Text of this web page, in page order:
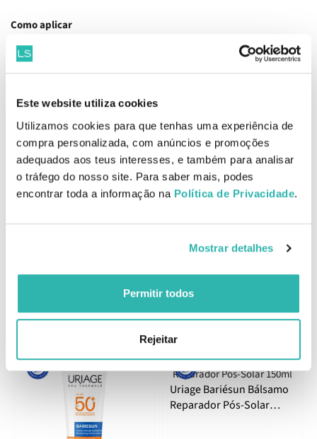
Este website utiliza cookies
Utilizamos cookies para que tenhas uma experiência de
compra personalizada, com anúncios e promoções
adequados aos teus interesses, e também para analisar
o tráfego do nosso site. Para saber mais, podes
encontrar toda a informação na Política de Privacidade.
Mostrar detalhes
Permitir todos
Rejeitar
Como aplicar
solar. Renovar frequentemente e sempre após o banho ou esforço
físico. Mesmo com proteção a exposição solar deve ser minimizada.
Dicaprylyl Carbonate, Isohexadecane, Ethylhexyl
Methoxycinnamate, Diethylamino Hydroxybenzoyl Hexyl Benzoate,
Ethylhexyl Salicylate, Ethylhexyl Triazone, Butyl
Methoxydibenzoylmethane, Bis-Ethylhexyloxyphenol
Methoxyphenyl Triazine, Hydrogenated Polydecene, Parfum
(Fragrance), Tocopheryl Acetate, Tocopherol, Ascorbyl
Comentários
Produtos Relacionados
Uriage Bariésun Bálsamo
Reparador Pós-Solar